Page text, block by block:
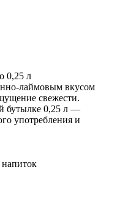
0,25 л
лаймовым вкусом
свежести.
бутылке 0,25 л —
употребления и